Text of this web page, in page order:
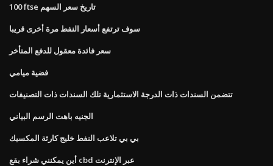
100 ftse تاريخ سعر السهم
سوف ترتفع أسعار النفط مرة أخرى قريبا
سعر فائدة معقول للدفع المتأخر
فضية ميامي
تتضمن السندات ذات الدرجة الاستثمارية تلك السندات ذات التصنيفات
الجنيه باهت الرسم البياني
بي بي تلاعب النفط خليج كارثة المكسيك
أين يمكنني شراء بقع cbd عبر الإنترنت